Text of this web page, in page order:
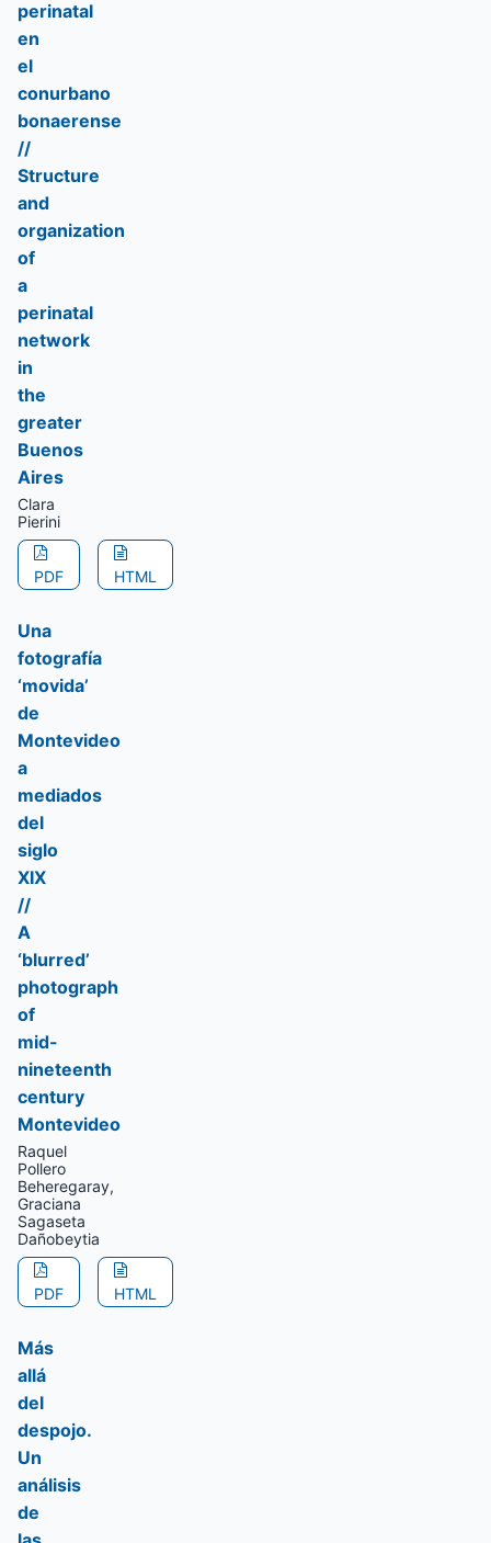
perinatal
en
el
conurbano
bonaerense
//
Structure
and
organization
of
a
perinatal
network
in
the
greater
Buenos
Aires
Clara
Pierini
PDF HTML
Una
fotografía
‘movida’
de
Montevideo
a
mediados
del
siglo
XIX
//
A
‘blurred’
photograph
of
mid-
nineteenth
century
Montevideo
Raquel
Pollero
Beheregaray,
Graciana
Sagaseta
Dañobeytia
PDF HTML
Más
allá
del
despojo.
Un
análisis
de